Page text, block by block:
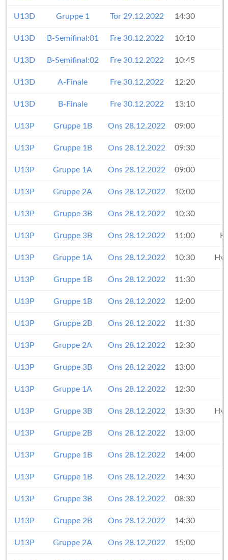
U13D Gruppe 1 Tor 29.12.2022 14:30
U13D B-Semifinal:01 Fre 30.12.2022 10:10
U13D B-Semifinal:02 Fre 30.12.2022 10:45
U13D A-Finale Fre 30.12.2022 12:20
U13D B-Finale Fre 30.12.2022 13:10
U13P Gruppe 1B Ons 28.12.2022 09:00
U13P Gruppe 1B Ons 28.12.2022 09:30
U13P Gruppe 1A Ons 28.12.2022 09:00
U13P Gruppe 2A Ons 28.12.2022 10:00
U13P Gruppe 3B Ons 28.12.2022 10:30
U13P Gruppe 3B Ons 28.12.2022 11:00
U13P Gruppe 1A Ons 28.12.2022 10:30
U13P Gruppe 1B Ons 28.12.2022 11:30
U13P Gruppe 1B Ons 28.12.2022 12:00
U13P Gruppe 2B Ons 28.12.2022 11:30
U13P Gruppe 2A Ons 28.12.2022 12:30
U13P Gruppe 3B Ons 28.12.2022 13:00
U13P Gruppe 1A Ons 28.12.2022 12:30
U13P Gruppe 3B Ons 28.12.2022 13:30
U13P Gruppe 2B Ons 28.12.2022 13:00
U13P Gruppe 1B Ons 28.12.2022 14:00
U13P Gruppe 1B Ons 28.12.2022 14:30
U13P Gruppe 3B Ons 28.12.2022 08:30
U13P Gruppe 2B Ons 28.12.2022 14:30
U13P Gruppe 2A Ons 28.12.2022 15:00